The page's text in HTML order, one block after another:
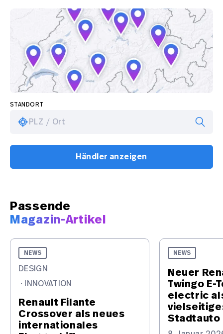
STANDORT
PLZ / Ort
Händler anzeigen
Passende
Magazin-Artikel
NEWS
DESIGN
· INNOVATION
Renault Filante
Crossover als neues
internationales
NEWS
Neuer
Twingo E-
electric
Stadtauto